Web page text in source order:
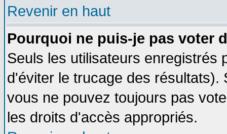
Revenir en haut
Pourquoi ne puis-je pas voter
Seuls les utilisateurs enregistrés
d'éviter le trucage des
vous ne pouvez toujours pas
les droits d'accès appropriés.